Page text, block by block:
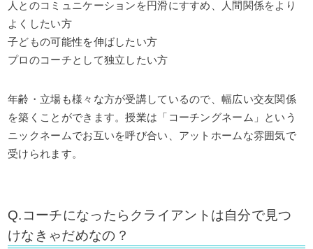
人とのコミュニケーションを円滑にすすめ、人間関係をより
よくしたい方
子どもの可能性を伸ばしたい方
プロのコーチとして独立したい方
年齢・立場も様々な方が受講しているので、幅広い交友関係
を築くことができます。授業は「コーチングネーム」という
ニックネームでお互いを呼び合い、アットホームな雰囲気で
受けられます。
Q.コーチになったらクライアントは自分で見つ
けなきゃだめなの？